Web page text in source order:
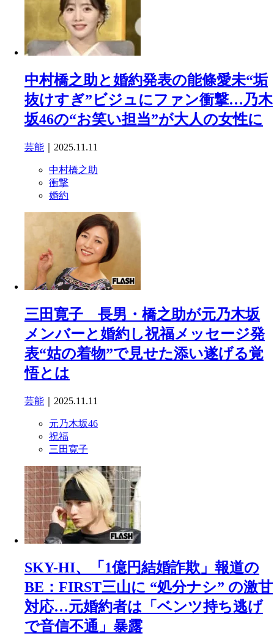
中村橋之助と婚約発表の能條愛未“垢
抜けすぎ”ビジュにファン衝撃…乃木
坂46の“お笑い担当”が大人の女性に
芸能 ｜2025.11.11
中村橋之助
衝撃
婚約
三田寛子 長男・橋之助が元乃木坂
メンバーと婚約し祝福メッセージ発
表“姑の着物”で見せた添い遂げる覚
悟とは
芸能 ｜2025.11.11
元乃木坂46
祝福
三田寛子
SKY-HI、「1億円結婚詐欺」報道の
BE：FIRST三山に “処分ナシ” の激甘
対応…元婚約者は「ベンツ持ち逃げ
で音信不通」暴露